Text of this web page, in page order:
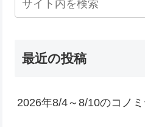
最近の投稿
2026年8/4～8/10のコノ